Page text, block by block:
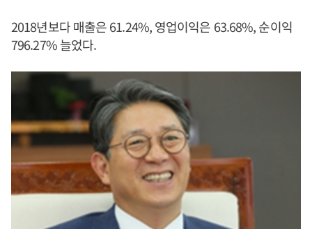
2018년보다 매출은 61.24%, 영업이익은 63.68%, 순이익
796.27% 늘었다.